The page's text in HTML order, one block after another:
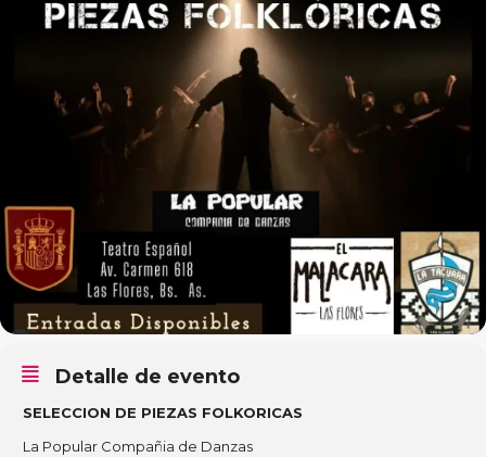
Detalle de evento
SELECCION DE PIEZAS FOLKORICAS
La Popular Compañia de Danzas